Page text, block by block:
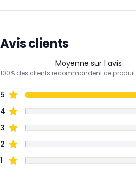
Avis clients
Moyenne sur 1 avis
100% des clients recommandent ce produit
5
4
3
2
1